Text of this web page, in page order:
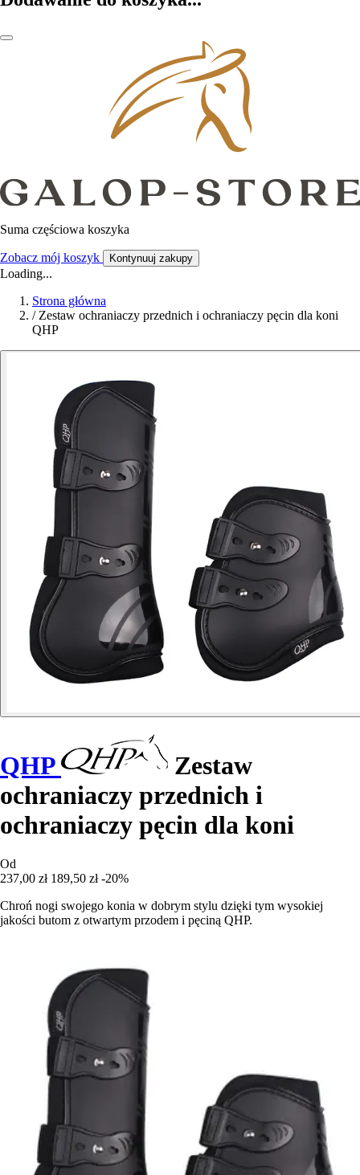
Suma częściowa koszyka
Zobacz mój koszyk Kontynuuj zakupy
Loading...
Strona główna
/ Zestaw ochraniaczy przednich i ochraniaczy pęcin dla koni
QHP
QHP
Zestaw
ochraniaczy przednich i
ochraniaczy pęcin dla koni
Od
237,00 zł 189,50 zł -20%
Chroń nogi swojego konia w dobrym stylu dzięki tym wysokiej
jakości butom z otwartym przodem i pęciną QHP.